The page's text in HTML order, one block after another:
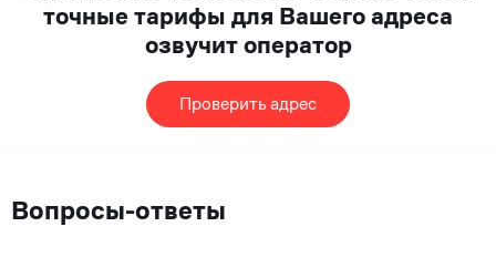
точные тарифы для Вашего адреса
озвучит оператор
Проверить адрес
Вопросы-ответы